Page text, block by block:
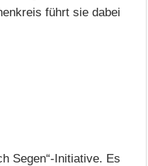
führt sie dabei
Segen“-Initiative. Es